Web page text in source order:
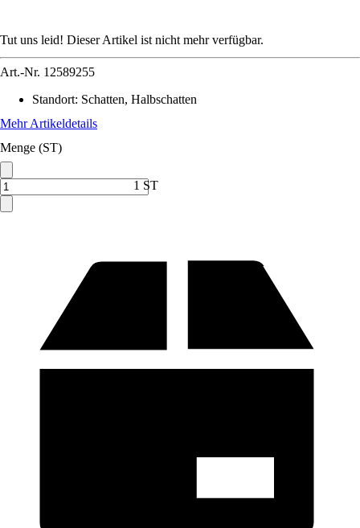
Tut uns leid! Dieser Artikel ist nicht mehr verfügbar.
Art.-Nr. 12589255
Standort: Schatten, Halbschatten
Mehr Artikeldetails
Menge (ST)
1 ST